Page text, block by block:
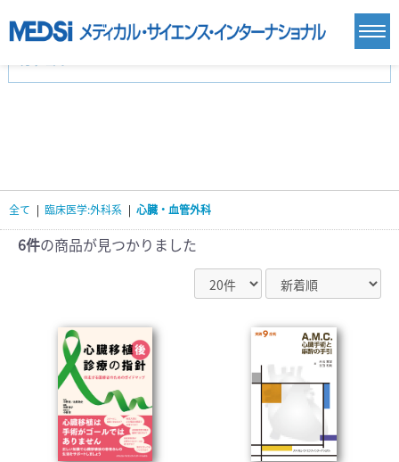
臨床医学:一般(359) 臨床医学:内科系(407)
基礎医学(93)
看護学(21)
医療技術(16)
栄養学(0)
薬学(7)
医学一般(91) マルチメディア(0)
全て | 臨床医学:外科系 | 心臓・血管外科
6件の商品が見つかりました